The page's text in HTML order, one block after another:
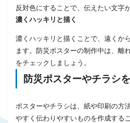
反対色にすることで、伝えたい文字
濃くハッキリと描く
濃くハッキリと描くことで、遠くか
ます。防災ポスターの制作中は、離
をチェックしましょう。
防災ポスターやチラシ
ポスターやチラシは、紙や印刷の方
やすく伝わりやすいものを作成する